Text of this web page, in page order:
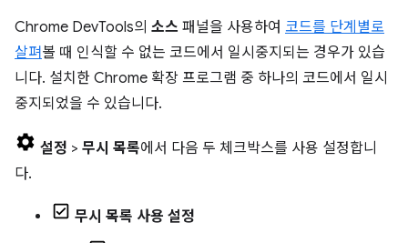
Chrome DevTools의 소스 패널을 사용하여 코드를 단계별로
살펴볼 때 인식할 수 없는 코드에서 일시중지되는 경우가 있습
니다. 설치한 Chrome 확장 프로그램 중 하나의 코드에서 일시
중지되었을 수 있습니다.
설정 > 무시 목록에서 다음 두 체크박스를 사용 설정합니
다.
무시 목록 사용 설정